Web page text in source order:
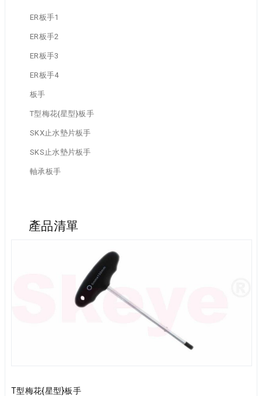
ER板手1
ER板手2
ER板手3
ER板手4
板手
T型梅花{星型}板手
SKX止水墊片板手
SKS止水墊片板手
軸承板手
產品清單
T型梅花{星型}板手